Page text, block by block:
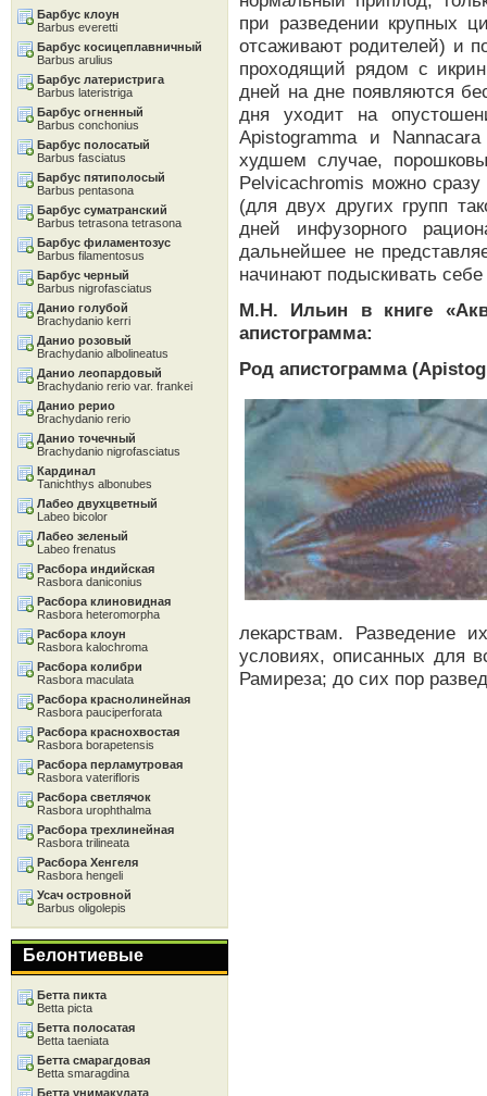
при разведении крупных
отсаживают родителей) и
проходящий рядом с
дней на дне появляются
дня уходит на
Apistogramma и
худшем случае,
Pelvicachromis можно
(для двух других групп
дней инфузорного
дальнейшее не
начинают подыскивать
М.Н. Ильин в книге
апистограмма:
Род апистограмма
лекарствам. Разведение
условиях, описанных для
Рамиреза; до сих пор
Барбус клоун
Barbus everetti
Барбус косицеплавничный
Barbus arulius
Барбус латеристрига
Barbus lateristriga
Барбус огненный
Barbus conchonius
Барбус полосатый
Barbus fasciatus
Барбус пятиполосый
Barbus pentasona
Барбус суматранский
Barbus tetrasona tetrasona
Барбус филаментозус
Barbus filamentosus
Барбус черный
Barbus nigrofasciatus
Данио голубой
Brachydanio kerri
Данио розовый
Brachydanio albolineatus
Данио леопардовый
Brachydanio rerio var. frankei
Данио рерио
Brachydanio rerio
Данио точечный
Brachydanio nigrofasciatus
Кардинал
Tanichthys albonubes
Лабео двухцветный
Labeo bicolor
Лабео зеленый
Labeo frenatus
Расбора индийская
Rasbora daniconius
Расбора клиновидная
Rasbora heteromorpha
Расбора клоун
Rasbora kalochroma
Расбора колибри
Rasbora maculata
Расбора краснолинейная
Rasbora pauciperforata
Расбора краснохвостая
Rasbora borapetensis
Расбора перламутровая
Rasbora vaterifloris
Расбора светлячок
Rasbora urophthalma
Расбора трехлинейная
Rasbora trilineata
Расбора Хенгеля
Rasbora hengeli
Усач островной
Barbus oligolepis
Белонтиевые
Бетта пикта
Betta picta
Бетта полосатая
Betta taeniata
Бетта смарагдовая
Betta smaragdina
Бетта унимакулата